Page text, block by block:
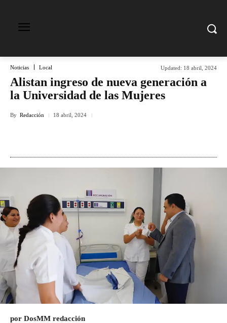
Noticias Local Updated: 18 abril, 2024
Alistan ingreso de nueva generación a
la Universidad de las Mujeres
By Redacción 18 abril, 2024
por DosMM redacción